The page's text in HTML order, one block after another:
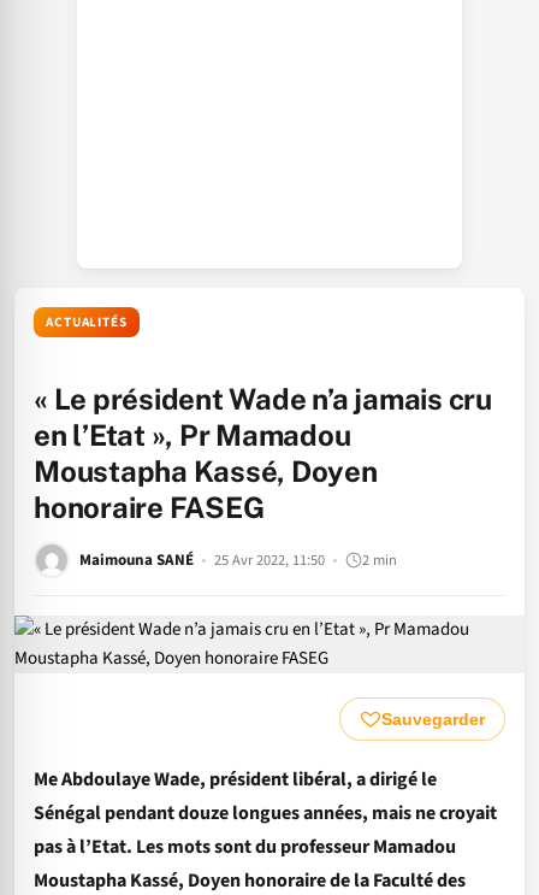
ACTUALITÉS
« Le président Wade n’a jamais cru
en l’Etat », Pr Mamadou
Moustapha Kassé, Doyen
honoraire FASEG
Maimouna SANÉ 25 Avr 2022, 11:50 2 min
Sauvegarder
Me Abdoulaye Wade, président libéral, a dirigé le
Sénégal pendant douze longues années, mais ne croyait
pas à l’Etat. Les mots sont du professeur Mamadou
Moustapha Kassé, Doyen honoraire de la Faculté des